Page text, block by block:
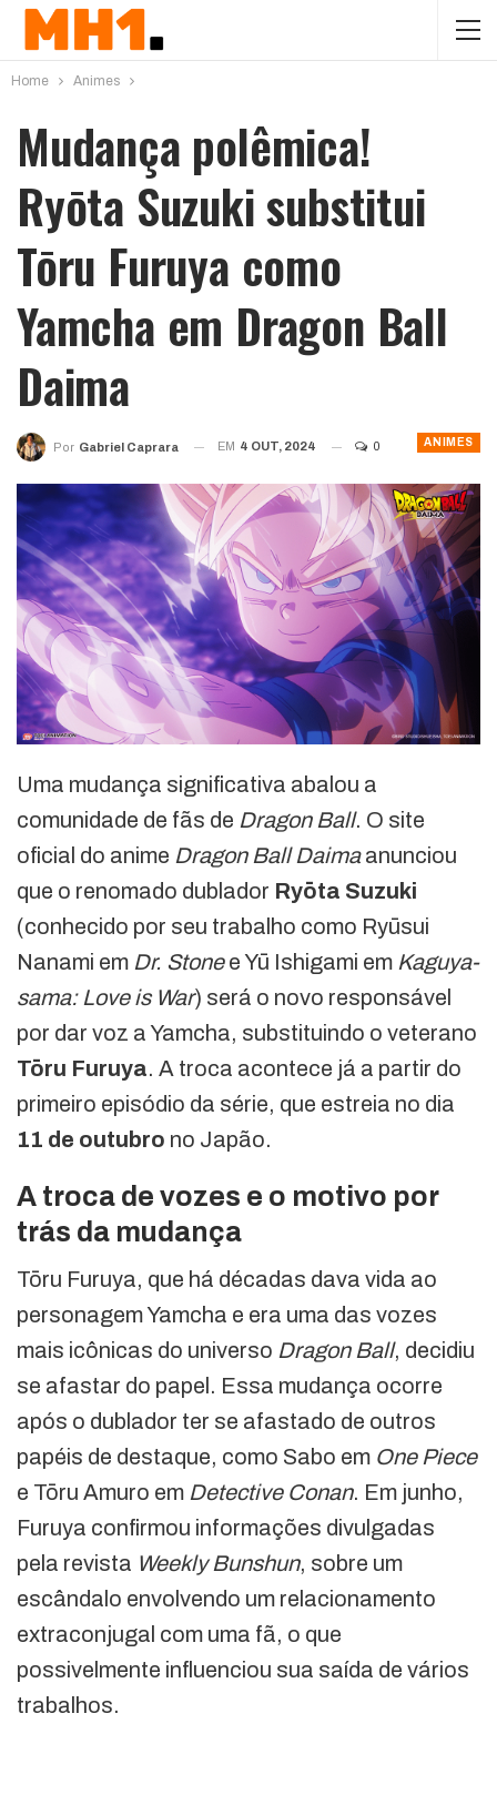
Home Animes
Mudança polêmica!
Ryōta Suzuki substitui
Tōru Furuya como
Yamcha em Dragon Ball
Daima
ANIMES
Por Gabriel Caprara EM 4 OUT, 2024 0
Uma mudança significativa abalou a
comunidade de fãs de Dragon Ball. O site
oficial do anime Dragon Ball Daimaanunciou
que o renomado dublador Ryōta Suzuki
(conhecido por seu trabalho como Ryūsui
Nanami em Dr. Stonee Yū Ishigami em Kaguya-
sama: Love is War) será o novo responsável
por dar voz a Yamcha, substituindo o veterano
Tōru Furuya. A troca acontece já a partir do
primeiro episódio da série, que estreia no dia
11 de outubro no Japão.
A troca de vozes e o motivo por
trás da mudança
Tōru Furuya, que há décadas dava vida ao
personagem Yamcha e era uma das vozes
mais icônicas do universo Dragon Ball, decidiu
se afastar do papel. Essa mudança ocorre
após o dublador ter se afastado de outros
papéis de destaque, como Sabo em One Piece
e Tōru Amuro em Detective Conan. Em junho,
Furuya confirmou informações divulgadas
pela revista Weekly Bunshun, sobre um
escândalo envolvendo um relacionamento
extraconjugal com uma fã, o que
possivelmente influenciou sua saída de vários
trabalhos.